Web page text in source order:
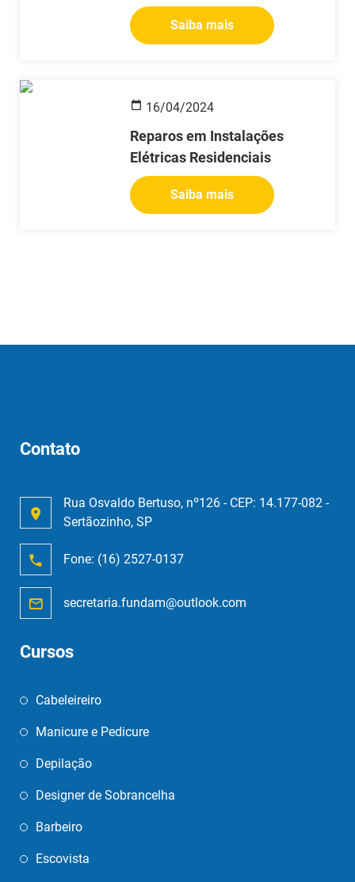
Residenciais
Saiba mais
16/04/2024
Reparos em Instalações
Elétricas Residenciais
Saiba mais
Contato
Rua Osvaldo Bertuso, nº126 - CEP: 14.177-082 -
Sertãozinho, SP
Fone: (16) 2527-0137
secretaria.fundam@outlook.com
Cursos
Cabeleireiro
Manicure e Pedicure
Depilação
Designer de Sobrancelha
Barbeiro
Escovista